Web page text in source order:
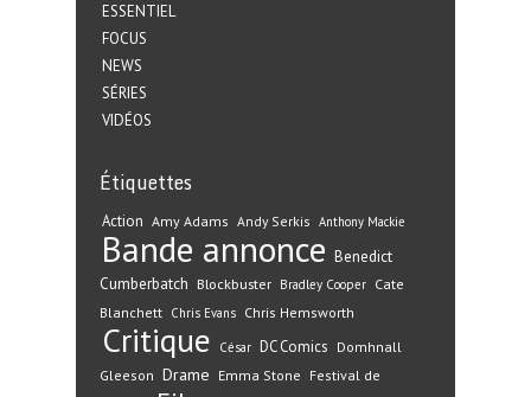
ESSENTIEL
FOCUS
NEWS
SÉRIES
VIDÉOS
Étiquettes
Action Amy Adams Andy Serkis Anthony Mackie
Bande annonce Benedict
Cumberbatch Blockbuster Bradley Cooper Cate
Blanchett Chris Evans Chris Hemsworth
Critique César DC Comics Domhnall
Gleeson Drame Emma Stone Festival de